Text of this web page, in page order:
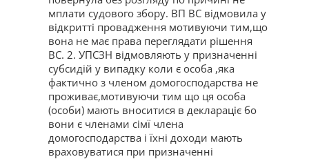
мплати судового збору. ВП ВС відмовила у
відкритті провадження мотивуючи тим,що
вона не має права переглядати рішення
ВС. 2. УПСЗН відмовляють у призначенні
субсидій у випадку коли є особа ,яка
фактично з членом домогосподарства не
проживає,мотивуючи тим що ця особа
(особи) мають вноситися в деклараціє бо
вони є членами сімї члена
домогосподарства і їхні доходи мають
враховуватися при призначенні